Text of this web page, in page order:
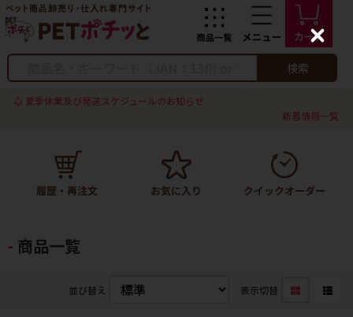
検索
夏季休業及び発送スケジュールのお知らせ
新着情報一覧
商品一覧
並び替え 表示切替
C
l
s